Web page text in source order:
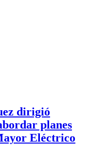
dirigió
planes
Eléctrico